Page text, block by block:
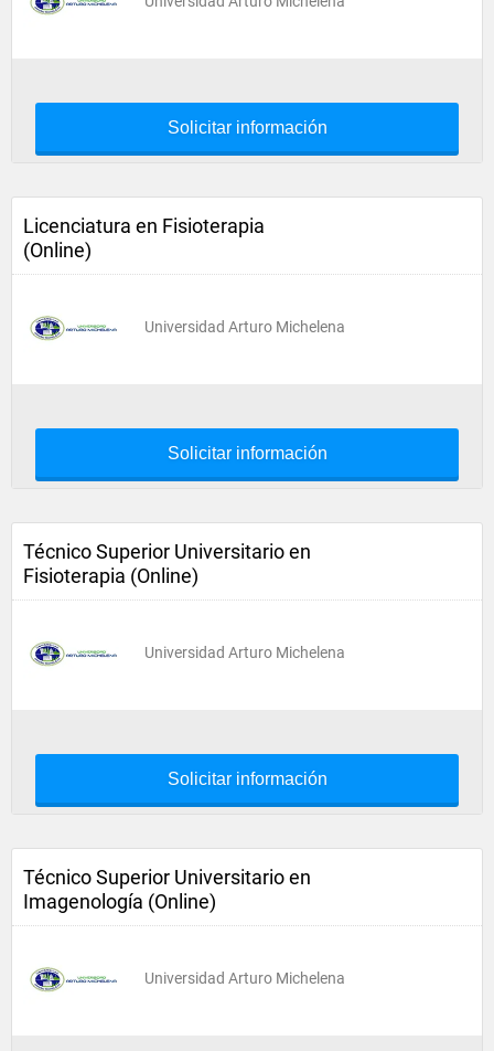
Solicitar información
Licenciatura en Fisioterapia
(Online)
Universidad Arturo Michelena
Solicitar información
Técnico Superior Universitario en
Fisioterapia (Online)
Universidad Arturo Michelena
Solicitar información
Técnico Superior Universitario en
Imagenología (Online)
Universidad Arturo Michelena